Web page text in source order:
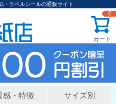
・ラベルシールの通販サイト
カート
0
感・特徴 サイズ別